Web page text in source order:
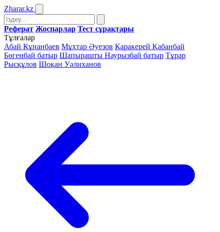
Zharar.kz
Реферат Жоспарлар Тест сұрақтары
Тұлғалар
Абай Құнанбаев Мұхтар Әуезов Қаракерей Қабанбай
Бөгенбай батыр Шапырашты Наурызбай батыр Тұрар
Рысқұлов Шоқан Уәлиханов